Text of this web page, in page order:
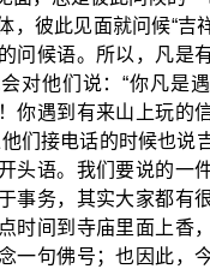
，彼此见面就问候“吉
问候语。所以，凡是
对他们说：“你凡是
你遇到有来山上玩的
们接电话的时候也说
头语。我们要说的一
事务，其实大家都有
时间到寺庙里面上香
一句佛号；也因此，